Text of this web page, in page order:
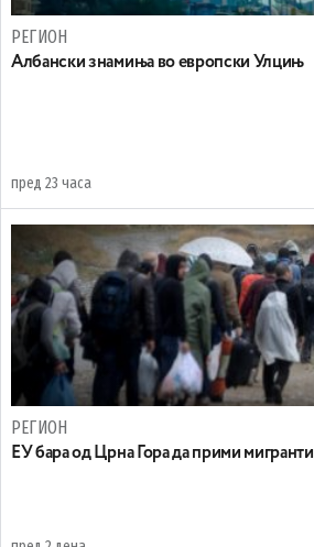
РЕГИОН
Aлбански знамиња во европски Улцињ
пред 23 часа
РЕГИОН
EУ бара од Црна Гора да прими мигранти